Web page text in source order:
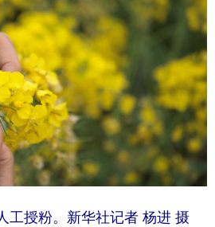
工授粉。新华社记者 杨进 摄